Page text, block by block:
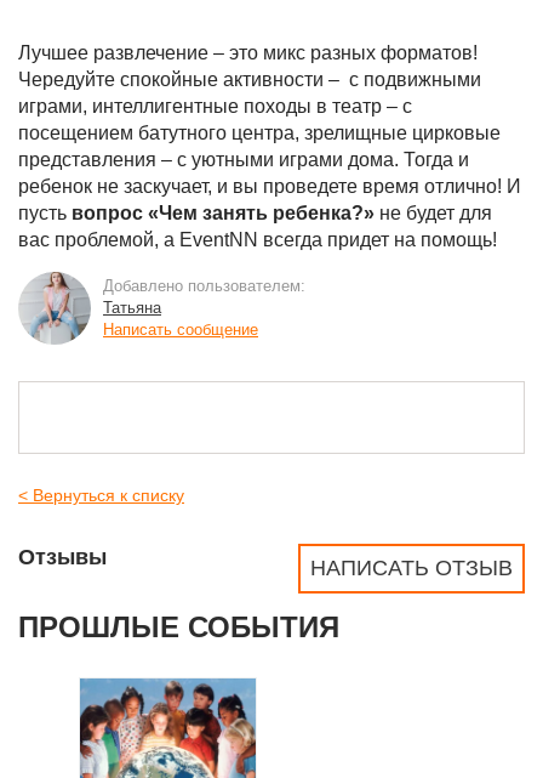
Лучшее развлечение – это микс разных форматов!
Чередуйте спокойные активности – с подвижными
играми, интеллигентные походы в театр – с
посещением батутного центра, зрелищные цирковые
представления – с уютными играми дома. Тогда и
ребенок не заскучает, и вы проведете время отлично! И
пусть вопрос «Чем занять ребенка?» не будет для
вас проблемой, а EventNN всегда придет на помощь!
Добавлено пользователем:
Татьяна
Написать сообщение
< Вернуться к списку
НАПИСАТЬ ОТЗЫВ
Отзывы
ПРОШЛЫЕ СОБЫТИЯ